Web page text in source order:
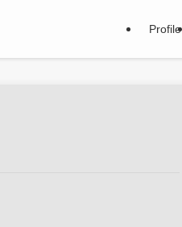
Profile